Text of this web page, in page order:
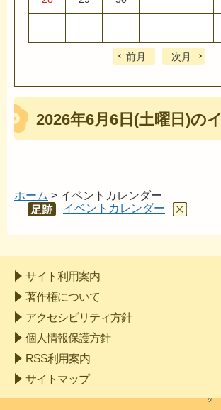
前月 次月
2026年6月6日(土曜日)の
ホーム > イベントカレンダー
あし
イベントカレンダー
サイト利用案内
著作権について
アクセシビリティ方針
個人情報保護方針
RSS利用案内
サイトマップ